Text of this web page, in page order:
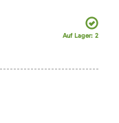
Auf Lager: 2